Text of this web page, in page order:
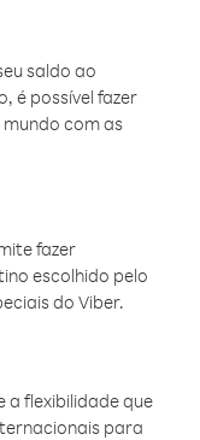
saldo ao
é possível fazer
com as
fazer
escolhido pelo
do Viber.
a flexibilidade que
para